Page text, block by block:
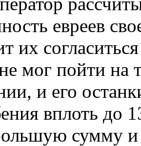
евреев
их
мог пойти на
и его
вплоть до
сумму